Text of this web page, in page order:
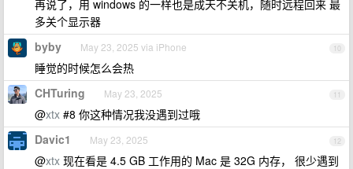
再说了，用 windows 的一样也是成天不关机，随时远程回来 最
多关个显示器
10
byby May 23, 2025 via iPhone
睡觉的时候怎么会热
11
CHTuring May 23, 2025
@xtx #8 你这种情况我没遇到过哦
12
Davic1 May 23, 2025
@xtx 现在看是 4.5 GB 工作用的 Mac 是 32G 内存， 很少遇到